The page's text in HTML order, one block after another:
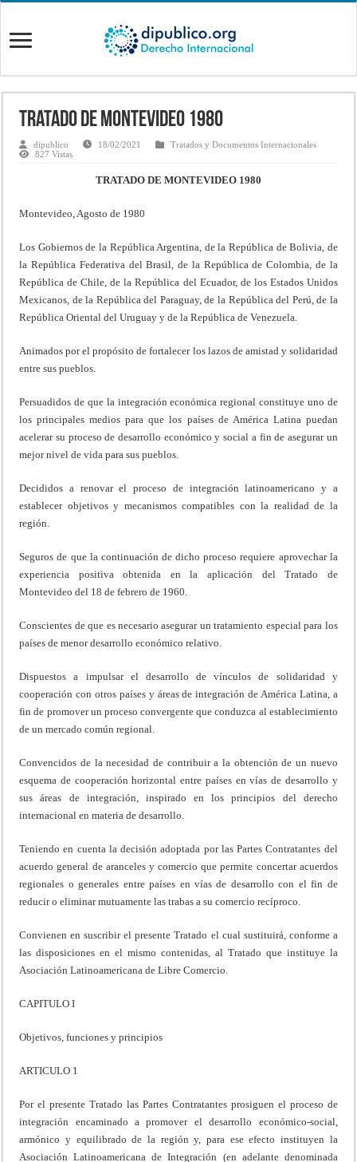
Tratado de Montevideo 1980
dipublico 18/02/2021
Tratados y Documentos Internacionales
827 Vistas
TRATADO DE MONTEVIDEO 1980
Montevideo, Agosto de 1980
Los Gobiernos de la República Argentina, de la República de Bolivia, de
la República Federativa del Brasil, de la República de Colombia, de la
República de Chile, de la República del Ecuador, de los Estados Unidos
Mexicanos, de la República del Paraguay, de la República del Perú, de la
República Oriental del Uruguay y de la República de Venezuela.
Animados por el propósito de fortalecer los lazos de amistad y solidaridad
entre sus pueblos.
Persuadidos de que la integración económica regional constituye uno de
los principales medios para que los países de América Latina puedan
acelerar su proceso de desarrollo económico y social a fin de asegurar un
mejor nivel de vida para sus pueblos.
Decididos a renovar el proceso de integración latinoamericano y a
establecer objetivos y mecanismos compatibles con la realidad de la
región.
Seguros de que la continuación de dicho proceso requiere aprovechar la
experiencia positiva obtenida en la aplicación del Tratado de
Montevideo del 18 de febrero de 1960.
Conscientes de que es necesario asegurar un tratamiento especial para los
países de menor desarrollo económico relativo.
Dispuestos a impulsar el desarrollo de vínculos de solidaridad y
cooperación con otros países y áreas de integración de América Latina, a
fin de promover un proceso convergente que conduzca al establecimiento
de un mercado común regional.
Convencidos de la necesidad de contribuir a la obtención de un nuevo
esquema de cooperación horizontal entre países en vías de desarrollo y
sus áreas de integración, inspirado en los principios del derecho
internacional en materia de desarrollo.
Teniendo en cuenta la decisión adoptada por las Partes Contratantes del
acuerdo general de aranceles y comercio que permite concertar acuerdos
regionales o generales entre países en vías de desarrollo con el fin de
reducir o eliminar mutuamente las trabas a su comercio recíproco.
Convienen en suscribir el presente Tratado el cual sustituirá, conforme a
las disposiciones en el mismo contenidas, al Tratado que instituye la
Asociación Latinoamericana de Libre Comercio.
CAPITULO I
Objetivos, funciones y principios
ARTICULO 1
Por el presente Tratado las Partes Contratantes prosiguen el proceso de
integración encaminado a promover el desarrollo económico-social,
armónico y equilibrado de la región y, para ese efecto instituyen la
Asociación Latinoamericana de Integración (en adelante denominada